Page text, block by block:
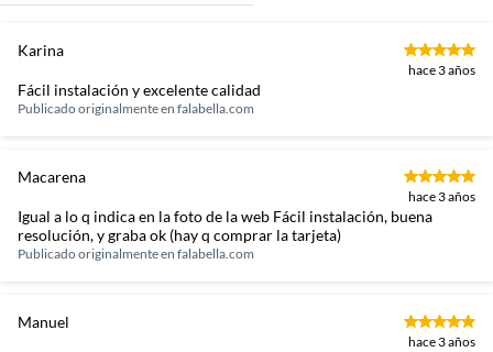
Karina
hace 3 años
Fácil instalación y excelente calidad
Publicado originalmente en falabella.com
Macarena
hace 3 años
Igual a lo q indica en la foto de la web Fácil instalación, buena
resolución, y graba ok (hay q comprar la tarjeta)
Publicado originalmente en falabella.com
Manuel
hace 3 años